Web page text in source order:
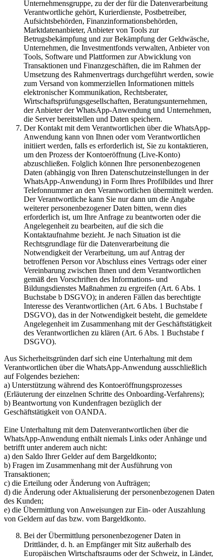
Unternehmensgruppe, zu der der für die Datenverarbeitung
Verantwortliche gehört, Kurierdienste, Postbetreiber,
Aufsichtsbehörden, Finanzinformationsbehörden,
Marktdatenanbieter, Anbieter von Tools zur
Betrugsbekämpfung und zur Bekämpfung der Geldwäsche,
Unternehmen, die Investmentfonds verwalten, Anbieter von
Tools, Software und Plattformen zur Abwicklung von
Transaktionen und Finanzgeschäften, die im Rahmen der
Umsetzung des Rahmenvertrags durchgeführt werden, sowie
zum Versand von kommerziellen Informationen mittels
elektronischer Kommunikation, Rechtsberater,
Wirtschaftsprüfungsgesellschaften, Beratungsunternehmen,
der Anbieter der WhatsApp-Anwendung und Unternehmen,
die Server bereitstellen und Daten speichern.
Der Kontakt mit dem Verantwortlichen über die WhatsApp-
Anwendung kann von Ihnen oder vom Verantwortlichen
initiiert werden, falls es erforderlich ist, Sie zu kontaktieren,
um den Prozess der Kontoeröffnung (Live-Konto)
abzuschließen. Folglich können Ihre personenbezogenen
Daten (abhängig von Ihren Datenschutzeinstellungen in der
WhatsApp-Anwendung) in Form Ihres Profilbildes und Ihrer
Telefonnummer an den Verantwortlichen übermittelt werden.
Der Verantwortliche kann Sie nur dann um die Angabe
weiterer personenbezogener Daten bitten, wenn dies
erforderlich ist, um Ihre Anfrage zu beantworten oder die
Angelegenheit zu bearbeiten, auf die sich die
Kontaktaufnahme bezieht. Je nach Situation ist die
Rechtsgrundlage für die Datenverarbeitung die
Notwendigkeit der Verarbeitung, um auf Antrag der
betroffenen Person vor Abschluss eines Vertrags oder einer
Vereinbarung zwischen Ihnen und dem Verantwortlichen
gemäß den Vorschriften des Informations- und
Bildungsdienstes Maßnahmen zu ergreifen (Art. 6 Abs. 1
Buchstabe b DSGVO); in anderen Fällen das berechtigte
Interesse des Verantwortlichen (Art. 6 Abs. 1 Buchstabe f
DSGVO), das in der Notwendigkeit besteht, die gemeldete
Angelegenheit im Zusammenhang mit der Geschäftstätigkeit
des Verantwortlichen zu klären (Art. 6 Abs. 1 Buchstabe f
DSGVO).
Aus Sicherheitsgründen darf sich eine Unterhaltung mit dem
Verantwortlichen über die WhatsApp-Anwendung ausschließlich
auf Folgendes beziehen:
a) Unterstützung während des Kontoeröffnungsprozesses
(Erläuterung der einzelnen Schritte des Onboarding-Verfahrens);
b) Beantwortung von Kundenfragen bezüglich der
Geschäftstätigkeit von OANDA.
Eine Unterhaltung mit dem Datenverantwortlichen über die
WhatsApp-Anwendung enthält niemals Links oder Anhänge und
betrifft unter anderem auch nicht:
a) den Saldo Ihrer Gelder auf dem Bargeldkonto;
b) Fragen im Zusammenhang mit der Ausführung von
Transaktionen;
c) die Erteilung oder Änderung von Aufträgen;
d) die Änderung oder Aktualisierung der personenbezogenen Daten
des Kunden;
e) die Übermittlung von Anweisungen zur Ein- oder Auszahlung
von Geldern auf das bzw. vom Bargeldkonto.
Bei der Übermittlung personenbezogener Daten in
Drittländer, d. h. an Empfänger mit Sitz außerhalb des
Europäischen Wirtschaftsraums oder der Schweiz, in Länder,